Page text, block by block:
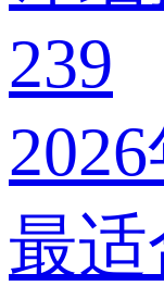
239
最适